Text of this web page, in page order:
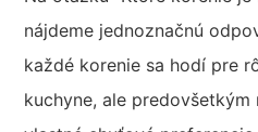
nájdeme jednoznačnú
každé korenie sa hodí pre
kuchyne, ale